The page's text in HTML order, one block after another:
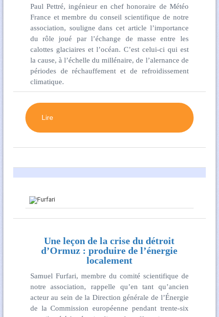
Paul Pettré, ingénieur en chef honoraire de Météo
France et membre du conseil scientifique de notre
association, souligne dans cet article l’importance
du rôle joué par l’échange de masse entre les
calottes glaciaires et l’océan. C’est celui-ci qui est
la cause, à l’échelle du millénaire, de l’alernance de
périodes de réchauffement et de refroidissement
climatique.
Lire
Une leçon de la crise du détroit
d’Ormuz : produire de l’énergie
localement
Samuel Furfari, membre du comité scientifique de
notre association, rappelle qu’en tant qu’ancien
acteur au sein de la Direction générale de l’Énergie
de la Commission européenne pendant trente-six